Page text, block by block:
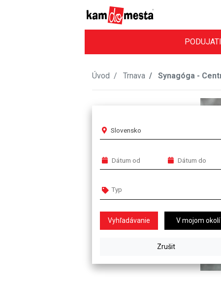
Úvod Trnava Synagóga -
Slovensko
V mojom okolí